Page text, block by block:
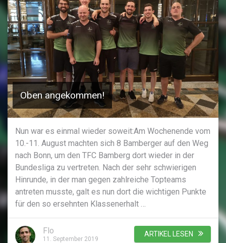
Oben angekommen!
Nun war es einmal wieder soweit:Am Wochenende vom
10.-11. August machten sich 8 Bamberger auf den Weg
nach Bonn, um den TFC Bamberg dort wieder in der
Bundesliga zu vertreten. Nach der sehr schwierigen
Hinrunde, in der man gegen zahlreiche Topteams
antreten musste, galt es nun dort die wichtigen Punkte
für den so ersehnten Klassenerhalt …
ARTIKEL LESEN
Flo
11. September 2019